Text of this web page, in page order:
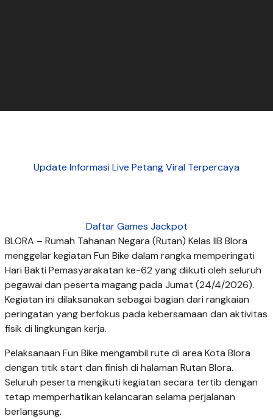
Update Informasi Live Petang Viral Terpercaya
Daftar Games Jackpot
BLORA – Rumah Tahanan Negara (Rutan) Kelas IIB Blora
menggelar kegiatan Fun Bike dalam rangka memperingati
Hari Bakti Pemasyarakatan ke-62 yang diikuti oleh seluruh
pegawai dan peserta magang pada Jumat (24/4/2026).
Kegiatan ini dilaksanakan sebagai bagian dari rangkaian
peringatan yang berfokus pada kebersamaan dan aktivitas
fisik di lingkungan kerja.
Pelaksanaan Fun Bike mengambil rute di area Kota Blora
dengan titik start dan finish di halaman Rutan Blora.
Seluruh peserta mengikuti kegiatan secara tertib dengan
tetap memperhatikan kelancaran selama perjalanan
berlangsung.